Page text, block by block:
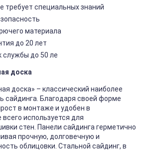
требует специальных знаний
материала
до 20 лет
службы до 50 ле
доска
доска» – классический наиболее
сайдинга. Благодаря своей форме
в монтаже и удобен в
используется для
стен. Панели сайдинга герметично
прочную, долговечную и
облицовки. Стальной сайдинг, в